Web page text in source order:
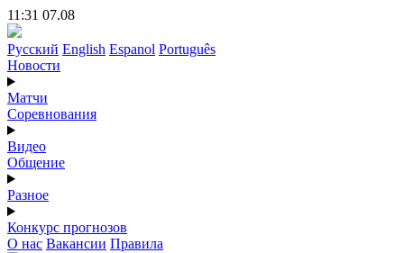
11:31 07.08
Русский English Espanol Português
Новости
Матчи
Соревнования
Видео
Общение
Разное
Конкурс прогнозов
О нас Вакансии Правила